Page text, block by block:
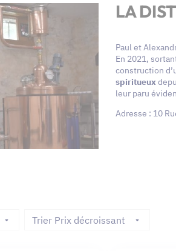
LA
Paul et
En 2021,
construction
spiritueux
leur paru
Adresse : 10
Trier Prix décroissant